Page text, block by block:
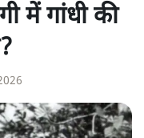
में गांधी की